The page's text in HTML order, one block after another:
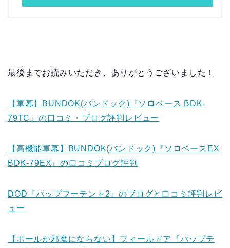
最後までお読みいただき、ありがとうございました！
【軍幕】BUNDOK(バンドック)『ソロベース BDK-
79TC』の口コミ・ブログ評判レビュー
【高機能軍幕】BUNDOK(バンドック)『ソロベースEX
BDK-79EX』の口コミブログ評判
DOD『パップフーテント2』のブログと口コミ評判レビ
ュー
【ポールが邪魔にならない】フィールドア『パップテ